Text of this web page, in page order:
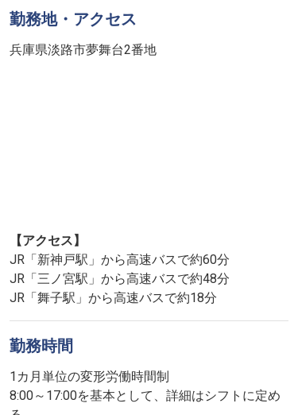
勤務地・アクセス
兵庫県淡路市夢舞台2番地
【アクセス】
JR「新神戸駅」から高速バスで約60分
JR「三ノ宮駅」から高速バスで約48分
JR「舞子駅」から高速バスで約18分
勤務時間
1カ月単位の変形労働時間制
8:00～17:00を基本として、詳細はシフトに定め